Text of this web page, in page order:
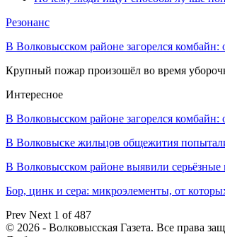
Резонанс
В Волковысском районе загорелся комбайн:
Крупный пожар произошёл во время
Интересное
В Волковысском районе загорелся
В Волковыске жильцов общежития
В Волковысском районе выявили
Бор, цинк и сера: микроэлементы, от
Prev Next 1 of 487
© 2026 - Волковысская Газета. Все права